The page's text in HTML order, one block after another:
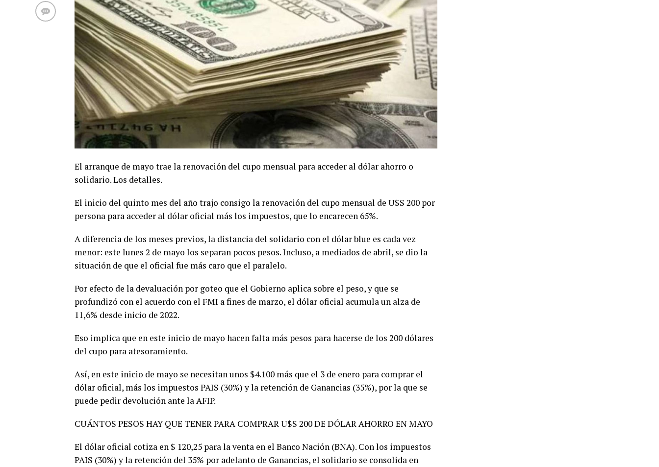
El arranque de mayo trae la renovación del cupo mensual para acceder al dólar ahorro o
solidario. Los detalles.
El inicio del quinto mes del año trajo consigo la renovación del cupo mensual de U$S 200 por
persona para acceder al dólar oficial más los impuestos, que lo encarecen 65%.
A diferencia de los meses previos, la distancia del solidario con el dólar blue es cada vez
menor: este lunes 2 de mayo los separan pocos pesos. Incluso, a mediados de abril, se dio la
situación de que el oficial fue más caro que el paralelo.
Por efecto de la devaluación por goteo que el Gobierno aplica sobre el peso, y que se
profundizó con el acuerdo con el FMI a fines de marzo, el dólar oficial acumula un alza de
11,6% desde inicio de 2022.
Eso implica que en este inicio de mayo hacen falta más pesos para hacerse de los 200 dólares
del cupo para atesoramiento.
Así, en este inicio de mayo se necesitan unos $4.100 más que el 3 de enero para comprar el
dólar oficial, más los impuestos PAIS (30%) y la retención de Ganancias (35%), por la que se
puede pedir devolución ante la AFIP.
CUÁNTOS PESOS HAY QUE TENER PARA COMPRAR U$S 200 DE DÓLAR AHORRO EN MAYO
El dólar oficial cotiza en $ 120,25 para la venta en el Banco Nación (BNA). Con los impuestos
PAIS (30%) y la retención del 35% por adelanto de Ganancias, el solidario se consolida en